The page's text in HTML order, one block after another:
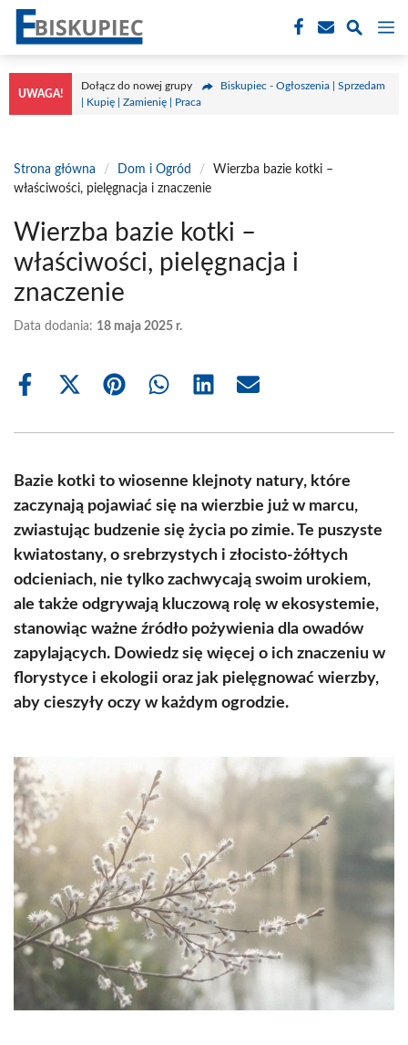
Przejdź
treści
UWAGA!
Dołącz do nowej grupy
Biskupiec - Ogłoszenia | Sprzedam
| Kupię | Zamienię | Praca
Strona główna / Dom i Ogród /
Wierzba bazie kotki –
właściwości, pielęgnacja i znaczenie
Wierzba bazie kotki –
właściwości, pielęgnacja i
znaczenie
Data dodania: 18 maja 2025 r.
Share
Share
(Twitter)
Share Share Share Share
Bazie kotki to wiosenne klejnoty natury, które
zaczynają pojawiać się na wierzbie już w marcu,
zwiastując budzenie się życia po zimie. Te puszyste
kwiatostany, o srebrzystych i złocisto-żółtych
odcieniach, nie tylko zachwycają swoim urokiem,
ale także odgrywają kluczową rolę w ekosystemie,
stanowiąc ważne źródło pożywienia dla owadów
zapylających. Dowiedz się więcej o ich znaczeniu w
florystyce i ekologii oraz jak pielęgnować wierzby,
aby cieszyły oczy w każdym ogrodzie.